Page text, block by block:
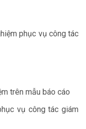
phục vụ công tác
trên mẫu báo cáo
vụ công tác giám